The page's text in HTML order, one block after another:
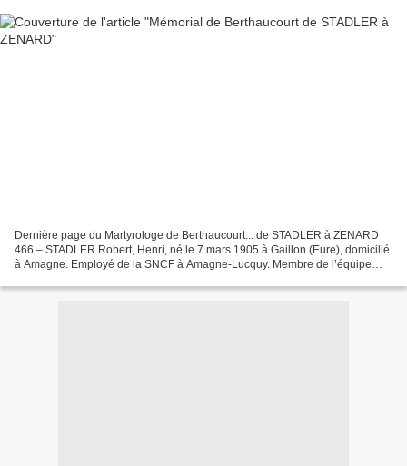
Dernière page du Martyrologe de Berthaucourt... de STADLER à ZENARD
466 – STADLER Robert, Henri, né le 7 mars 1905 à Gaillon (Eure), domicilié
à Amagne. Employé de la SNCF à Amagne-Lucquy. Membre de l’équipe